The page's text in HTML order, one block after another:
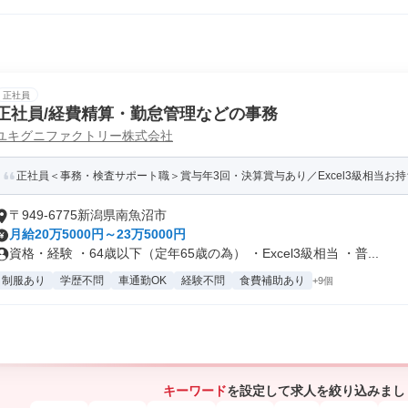
正社員
社員/経費精算・勤怠管理などの事務
キグニファクトリー株式会社
正社員＜事務・検査サポート職＞賞与年3回・決算賞与あり／Excel3級相当お
〒949-6775新潟県南魚沼市
月給20万5000円～23万5000円
資格・経験 ・64歳以下（定年65歳の為） ・Excel3級相当 ・普...
制服あり 学歴不問 車通勤OK 経験不問 食費補助あり +9個
キーワードを設定して求人を絞り込みま